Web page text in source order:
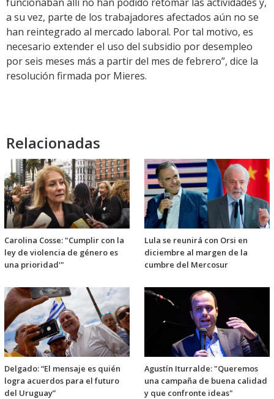
a su vez, parte de los trabajadores afectados aún no se
han reintegrado al mercado laboral. Por tal motivo, es
necesario extender el uso del subsidio por desempleo
por seis meses más a partir del mes de febrero”, dice la
resolución firmada por Mieres.
Relacionadas
Carolina Cosse: "Cumplir con la
ley de violencia de género es
una prioridad'"
Lula se reunirá con Orsi en
diciembre al margen de la
cumbre del Mercosur
Delgado: “El mensaje es quién
logra acuerdos para el futuro
del Uruguay”
Agustín Iturralde: "Queremos
una campaña de buena calidad
y que confronte ideas"